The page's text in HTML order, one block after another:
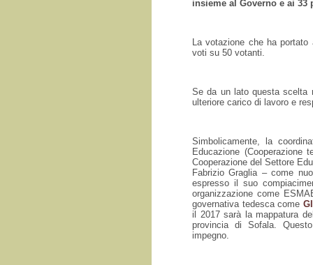
insieme al Governo e ai 33
La votazione che ha
voti su 50 votanti.
Se da un lato questa scelta
ulteriore carico di lavoro e
Simbolicamente, la
Educazione
Cooperazione del Settore
Fabrizio Graglia – come
espresso il suo
organizzazione come
governativa tedesca come
il 2017 sarà la mappatura
provincia di Sofala.
impegno.